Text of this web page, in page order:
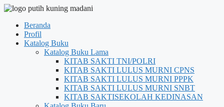
Beranda
Profil
Katalog Buku
Katalog Buku Lama
KITAB SAKTI TNI/POLRI
KITAB SAKTI LULUS MURNI CPNS
KITAB SAKTI LULUS MURNI PPPK
KITAB SAKTI LULUS MURNI SNBT
KITAB SAKTISEKOLAH KEDINASAN